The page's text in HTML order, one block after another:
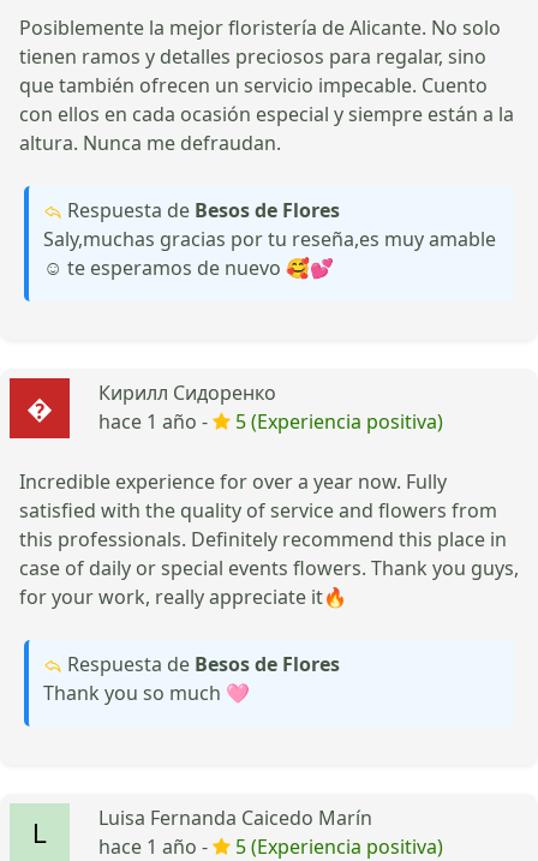
Posiblemente la mejor floristería de Alicante. No solo
tienen ramos y detalles preciosos para regalar, sino
que también ofrecen un servicio impecable. Cuento
con ellos en cada ocasión especial y siempre están a la
altura. Nunca me defraudan.
Respuesta de Besos de Flores
Saly,muchas gracias por tu reseña,es muy amable
☺️ te esperamos de nuevo 🥰💕
Кирилл Сидоренко
hace 1 año -
5 (Experiencia positiva)
Incredible experience for over a year now. Fully
satisfied with the quality of service and flowers from
this professionals. Definitely recommend this place in
case of daily or special events flowers. Thank you guys,
for your work, really appreciate it🔥
Respuesta de Besos de Flores
Thank you so much 🩷
Luisa Fernanda Caicedo Marín
hace 1 año -
5 (Experiencia positiva)